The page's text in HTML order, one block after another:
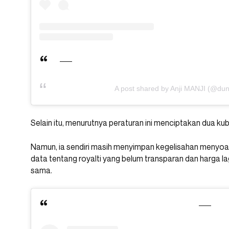
A post shared by Anji MANJI
Selain itu, menurutnya peraturan ini menciptakan dua
Namun, ia sendiri masih menyimpan kegelisahan
data tentang royalti yang belum transparan dan harga
sama.